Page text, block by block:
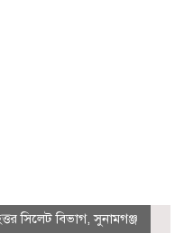
সিলেট বিভাগ,সুনামগঞ্জ